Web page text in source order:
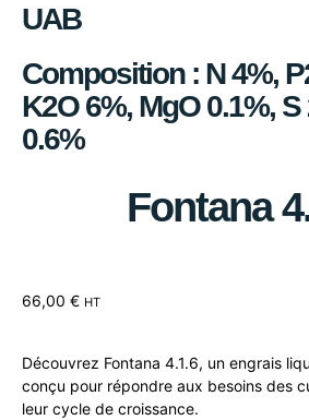
UAB
Composition : N 4%,
K2O 6%, MgO 0.1%, S
0.6%
Fontana
66,00 € HT
Découvrez Fontana 4.1.6, un engrais
conçu pour répondre aux besoins des
leur cycle de croissance.